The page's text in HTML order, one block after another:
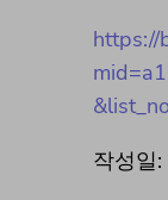
https://
작성